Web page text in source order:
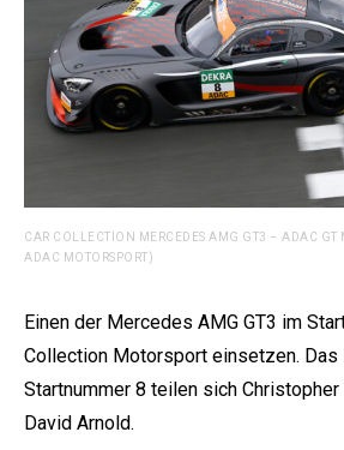
CAR COLLECTION MERCEDES AMG GT3 – ADAC GT
ADAC MOTORSPORT)
Einen der Mercedes AMG GT3 im
Collection Motorsport einsetzen. Das
Startnummer 8 teilen sich
David Arnold.